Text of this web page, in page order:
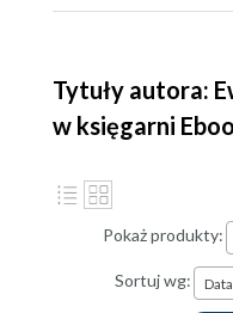
Tytuły autora:
w księgarni
Pokaż produkty:
Sortuj wg: